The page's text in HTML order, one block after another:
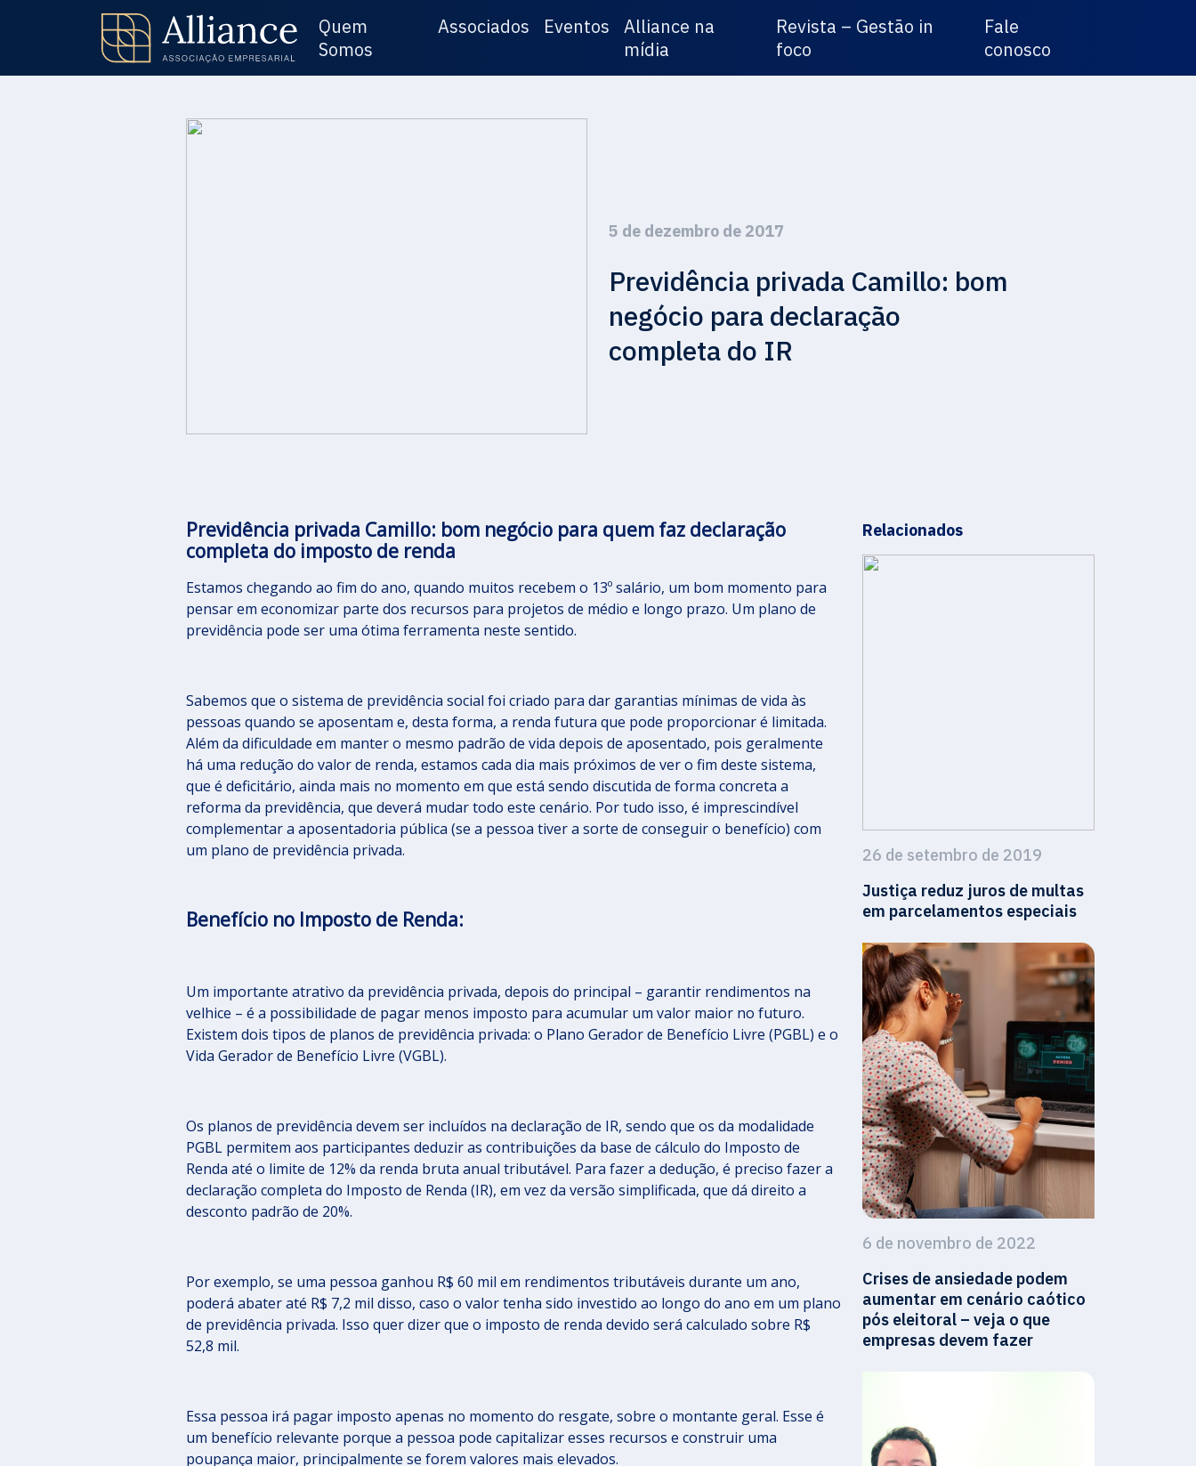
Quem
Somos
Associados Eventos
Alliance na
mídia
Revista – Gestão in
foco
Fale
conosco
5 de dezembro de 2017
Previdência privada Camillo: bom
negócio para declaração
completa do IR
Previdência privada Camillo: bom negócio para quem faz declaração
completa do imposto de renda
Estamos chegando ao fim do ano, quando muitos recebem o 13º salário, um bom momento para
pensar em economizar parte dos recursos para projetos de médio e longo prazo. Um plano de
previdência pode ser uma ótima ferramenta neste sentido.
Sabemos que o sistema de previdência social foi criado para dar garantias mínimas de vida às
pessoas quando se aposentam e, desta forma, a renda futura que pode proporcionar é limitada.
Além da dificuldade em manter o mesmo padrão de vida depois de aposentado, pois geralmente
há uma redução do valor de renda, estamos cada dia mais próximos de ver o fim deste sistema,
que é deficitário, ainda mais no momento em que está sendo discutida de forma concreta a
reforma da previdência, que deverá mudar todo este cenário. Por tudo isso, é imprescindível
complementar a aposentadoria pública (se a pessoa tiver a sorte de conseguir o benefício) com
um plano de previdência privada.
Benefício no Imposto de Renda:
Um importante atrativo da previdência privada, depois do principal – garantir rendimentos na
velhice – é a possibilidade de pagar menos imposto para acumular um valor maior no futuro.
Existem dois tipos de planos de previdência privada: o Plano Gerador de Benefício Livre (PGBL) e o
Vida Gerador de Benefício Livre (VGBL).
Os planos de previdência devem ser incluídos na declaração de IR, sendo que os da modalidade
PGBL permitem aos participantes deduzir as contribuições da base de cálculo do Imposto de
Renda até o limite de 12% da renda bruta anual tributável. Para fazer a dedução, é preciso fazer a
declaração completa do Imposto de Renda (IR), em vez da versão simplificada, que dá direito a
desconto padrão de 20%.
Por exemplo, se uma pessoa ganhou R$ 60 mil em rendimentos tributáveis durante um ano,
poderá abater até R$ 7,2 mil disso, caso o valor tenha sido investido ao longo do ano em um plano
de previdência privada. Isso quer dizer que o imposto de renda devido será calculado sobre R$
52,8 mil.
Essa pessoa irá pagar imposto apenas no momento do resgate, sobre o montante geral. Esse é
um benefício relevante porque a pessoa pode capitalizar esses recursos e construir uma
poupança maior, principalmente se forem valores mais elevados.
Relacionados
26 de setembro de 2019
Justiça reduz juros de multas
em parcelamentos especiais
6 de novembro de 2022
Crises de ansiedade podem
aumentar em cenário caótico
pós eleitoral – veja o que
empresas devem fazer